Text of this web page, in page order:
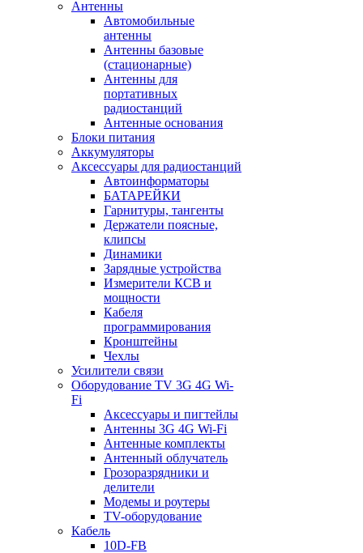
Антенны
Автомобильные
антенны
Антенны базовые
(стационарные)
Антенны для
портативных
радиостанций
Антенные основания
Блоки питания
Аккумуляторы
Аксессуары для радиостанций
Автоинформаторы
БАТАРЕЙКИ
Гарнитуры, тангенты
Держатели поясные,
клипсы
Динамики
Зарядные устройства
Измерители КСВ и
мощности
Кабеля
программирования
Кронштейны
Чехлы
Усилители связи
Оборудование TV 3G 4G Wi-
Fi
Аксессуары и пигтейлы
Антенны 3G 4G Wi-Fi
Антенные комплекты
Антенный облучатель
Грозоразрядники и
делители
Модемы и роутеры
TV-оборудование
Кабель
10D-FB